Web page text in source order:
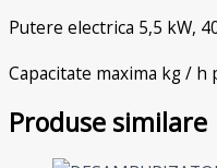
Putere electrica 5,5 kW,
Capacitate maxima kg / h
Produse similare